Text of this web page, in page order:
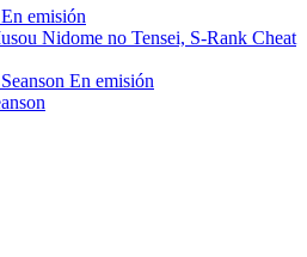
En emisión
Nidome no Tensei, S-Rank Cheat
En emisión